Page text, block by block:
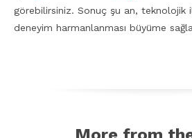
görebilirsiniz. Sonuç şu an, teknolojik
deneyim harmanlanması büyüme